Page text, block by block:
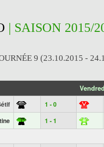
| SAISON 2015/
9 (23.10.2015 -
1 - 0
1 - 1